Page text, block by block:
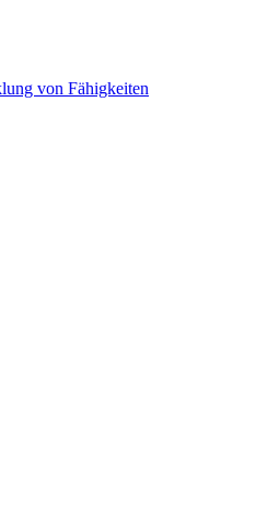
starten
Multiplayer-Spielen
von Fähigkeiten